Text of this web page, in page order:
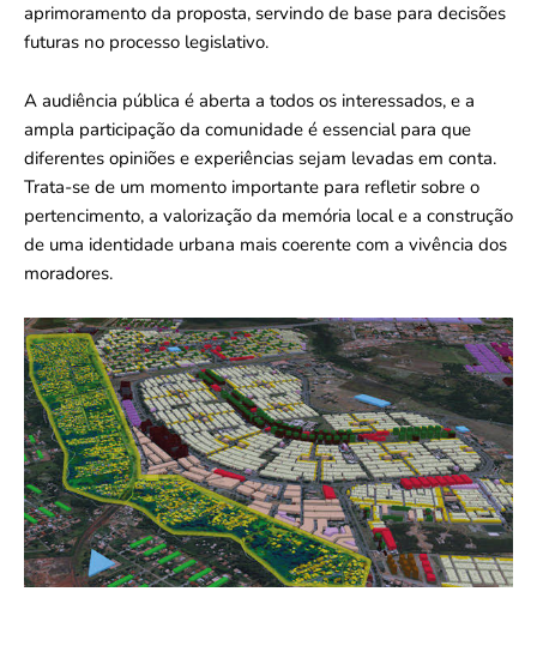
aprimoramento da proposta, servindo de base para decisões
futuras no processo legislativo.
A audiência pública é aberta a todos os interessados, e a
ampla participação da comunidade é essencial para que
diferentes opiniões e experiências sejam levadas em conta.
Trata-se de um momento importante para refletir sobre o
pertencimento, a valorização da memória local e a construção
de uma identidade urbana mais coerente com a vivência dos
moradores.